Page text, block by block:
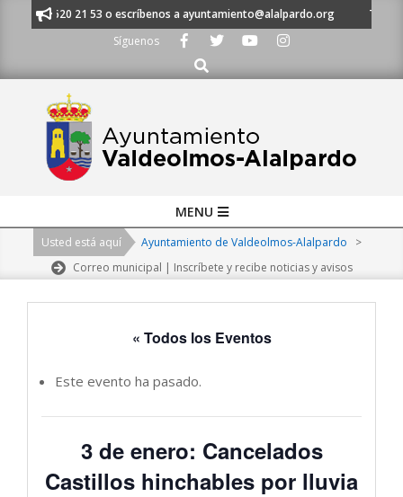
al 91 620 21 53 o escríbenos a ayuntamiento@alalpardo.org
TE
Síguenos
Buscar
Navigation
MENU
Usted está aquí Ayuntamiento de Valdeolmos-Alalpardo
>
Correo municipal | Inscríbete y recibe noticias y avisos
« Todos los Eventos
Este evento ha pasado.
3 de enero: Cancelados
Castillos hinchables por lluvia